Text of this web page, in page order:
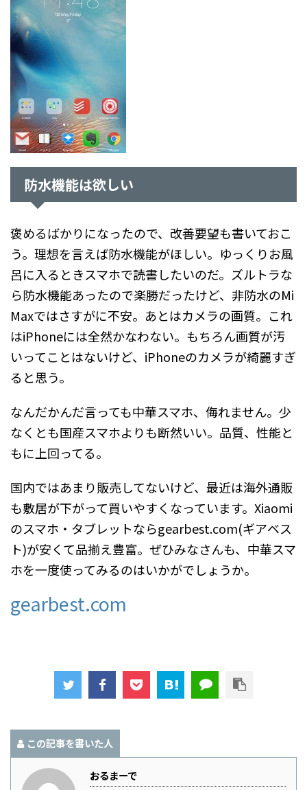
防水機能は欲しい
褒めるばかりになったので、改善要望も書いておこ
う。理想を言えば防水機能がほしい。ゆっくりお風
呂に入るときスマホで読書したいのだ。ズルトラな
ら防水機能あったので楽勝だったけど、非防水のMi
Maxではさすがに不安。あとはカメラの画質。これ
はiPhoneには全然かなわない。もちろん画質が汚
いってことはないけど、iPhoneのカメラが綺麗すぎ
ると思う。
なんだかんだ言っても中華スマホ、侮れません。少
なくとも国産スマホよりも断然いい。品質、性能と
もに上回ってる。
国内ではあまり販売してないけど、最近は海外通販
も敷居が下がって買いやすくなっています。Xiaomi
のスマホ・タブレットならgearbest.com(ギアベス
ト)が安くて品揃え豊富。ぜひみなさんも、中華スマ
ホを一度使ってみるのはいかがでしょうか。
gearbest.com
この記事を書いた人
おるまーで